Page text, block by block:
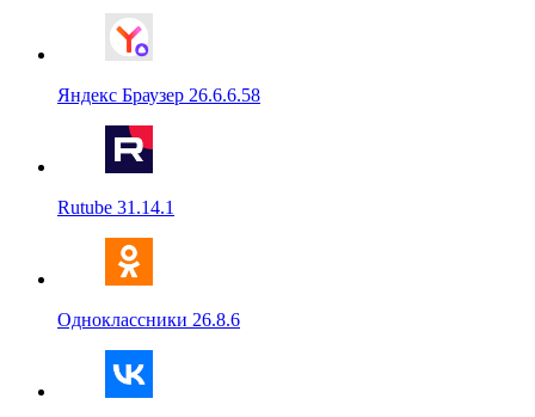
Яндекс Браузер 26.6.6.58
Rutube 31.14.1
Одноклассники 26.8.6